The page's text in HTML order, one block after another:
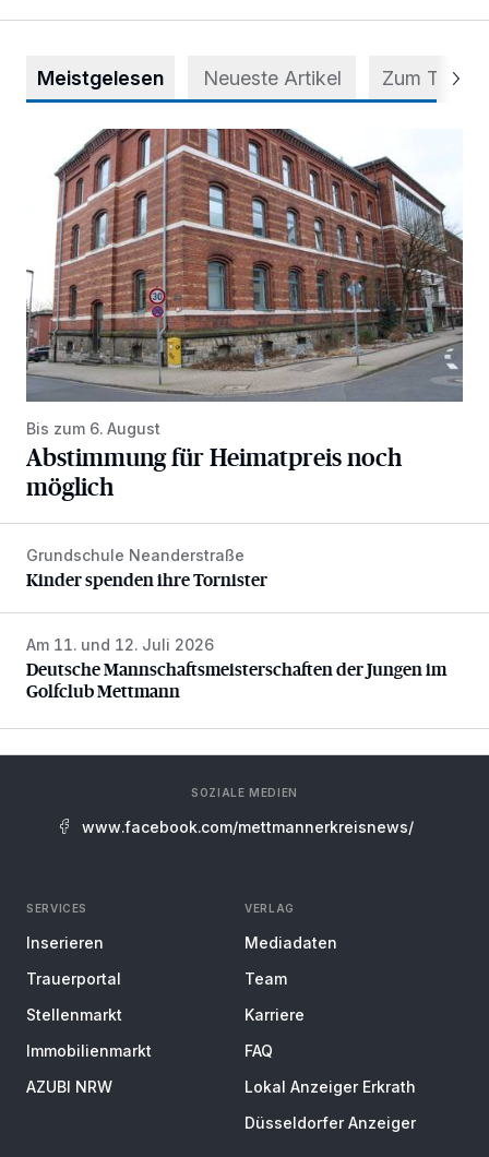
Meistgelesen Neueste Artikel Zum Thema
Abstimmung für Heimatpreis noch möglich
Bis zum 6. August
Abstimmung für Heimatpreis noch
möglich
Kinder spenden ihre Tornister
Grundschule Neanderstraße
Kinder spenden ihre Tornister
Deutsche Mannschaftsmeisterschaften der Jungen im
Am 11. und 12. Juli 2026
Deutsche Mannschaftsmeisterschaften der Jungen im
Golfclub Mettmann
SOZIALE MEDIEN
www.facebook.com/mettmannerkreisnews/
SERVICES
Inserieren
Trauerportal
Stellenmarkt
Immobilienmarkt
AZUBI NRW
VERLAG
Mediadaten
Team
Karriere
FAQ
Lokal Anzeiger Erkrath
Düsseldorfer Anzeiger